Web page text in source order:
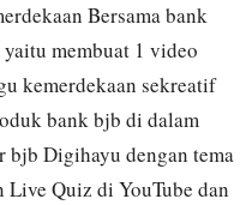
Bersama bank
membuat 1 video
kemerdekaan sekreatif
bank bjb di dalam
bjb Digihayu dengan tema
Quiz di YouTube dan